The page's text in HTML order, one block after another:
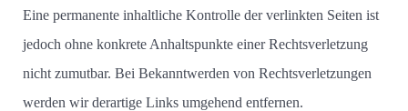
Eine permanente inhaltliche Kontrolle der verlinkten Seiten ist
jedoch ohne konkrete Anhaltspunkte einer Rechtsverletzung
nicht zumutbar. Bei Bekanntwerden von Rechtsverletzungen
werden wir derartige Links umgehend entfernen.